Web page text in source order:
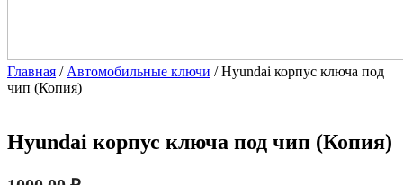
Главная / Автомобильные ключи / Hyundai корпус ключа под
чип (Копия)
Hyundai корпус ключа под чип (Копия)